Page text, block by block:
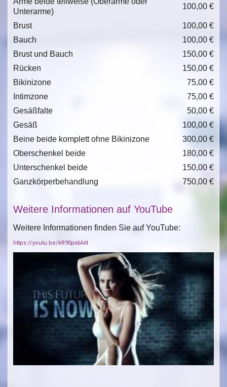
Unterarme)
100,00 €
Brust
100,00 €
Bauch
100,00 €
Brust und Bauch
150,00 €
Rücken
150,00 €
Bikinizone
75,00 €
Intimzone
75,00 €
Gesäßfalte
50,00 €
Gesäß
100,00 €
Beine beide komplett ohne Bikinizone
300,00 €
Oberschenkel beide
180,00 €
Unterschenkel beide
150,00 €
Ganzkörperbehandlung
750,00 €
Weitere Informationen auf YouTube
Weitere Informationen finden Sie auf YouTube:
https://youtu.be/kR90px6AitI